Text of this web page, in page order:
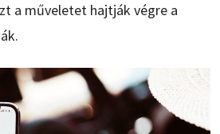
a műveletet hajtják végre a